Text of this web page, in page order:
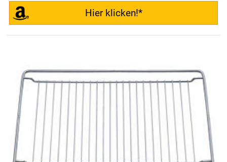
Hier klicken!*